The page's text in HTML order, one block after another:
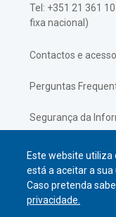
Este website utiliza
está a aceitar a sua
Caso pretenda
privacidade.
Tel: +351 21 361
fixa nacional)
Contactos e
Perguntas
Segurança da